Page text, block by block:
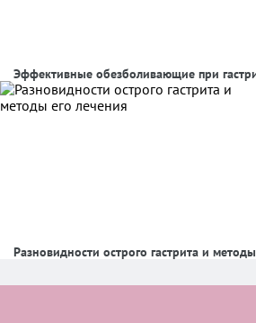
Эффективные обезболивающие при
Разновидности острого гастрита и